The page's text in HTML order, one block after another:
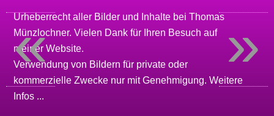
Urheberrecht aller Bilder und Inhalte beiThomas
Münzlochner. Vielen Dank für Ihren Besuch auf
meinerWebsite.
Verwendung von Bildern für private oder
kommerzielle Zwecke nur mit Genehmigung.Weitere
Infos ...
»
«